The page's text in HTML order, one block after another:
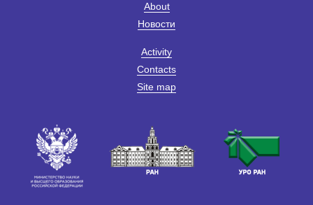
About
Новости
Activity
Contacts
Site map